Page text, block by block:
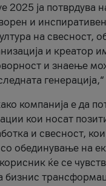
2025 ја потврдува
и
на свесност,
и креатор
и знаење
компанија е да
кои носат
и свесност,
обединување на
ќе се
бизнис